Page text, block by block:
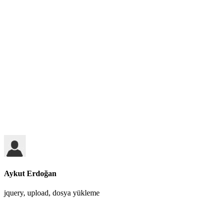
Aykut Erdoğan
jquery, upload, dosya yükleme